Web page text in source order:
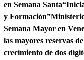
en Semana Santa
y Formación”
Semana Mayor en
las mayores reservas
crecimiento de dos